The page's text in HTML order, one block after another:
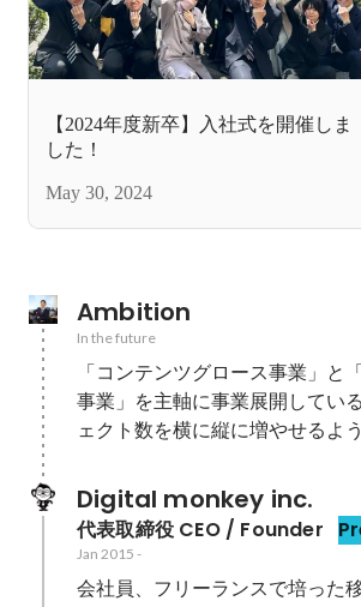
【2024年度新卒】入社式を開催しま
した！
May 30, 2024
Ambition
In the future
「コンテンツグロース事業」と
事業」を主軸に事業展開してい
ェクト数を横に縦に増やせるよ
Digital monkey inc.
代表取締役 CEO / Founder
Jan 2015 -
会社員、フリーランスで培った